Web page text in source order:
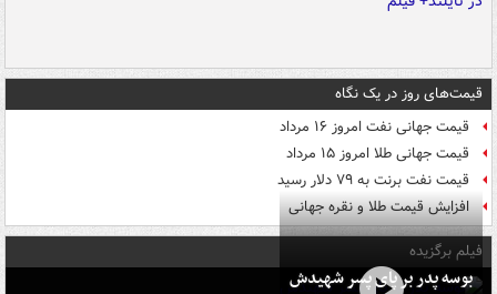
قیمت‌های روز در یک نگاه
قیمت جهانی نفت امروز ۱۶ مرداد
قیمت جهانی طلا امروز ۱۵ مرداد
قیمت نفت برنت به ۷۹ دلار رسید
افزایش قیمت طلا و نقره جهانی
فیلم برگزیده
بوسه‌ پدر بر پای پسر شهیدش